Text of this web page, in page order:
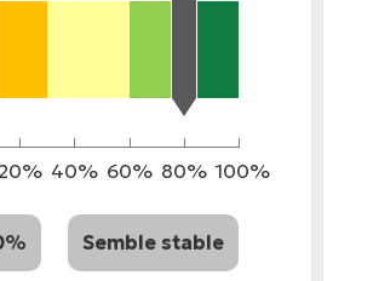
20% 40% 60% 80% 100%
Semble stable